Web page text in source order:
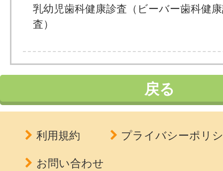
乳幼児歯科健康診査（ビーバー歯科健
査）
戻る
利用規約
プライバシーポリ
お問い合わせ